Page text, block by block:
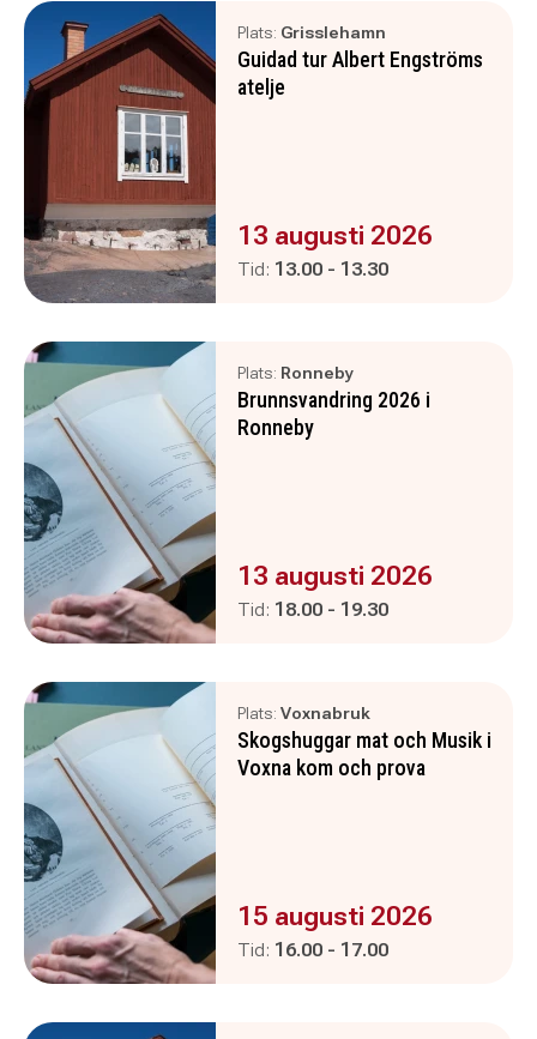
Plats: Grisslehamn
Guidad tur Albert Engströms
atelje
Evenemanget är :
13 augusti 2026
Tid: Pågår mellan
13.00 - och
13.30
Plats: Ronneby
Brunnsvandring 2026 i
Ronneby
Evenemanget är :
13 augusti 2026
Tid: Pågår mellan
18.00 - och
19.30
Plats: Voxnabruk
Skogshuggar mat och Musik i
Voxna kom och prova
Evenemanget är :
15 augusti 2026
Tid: Pågår mellan
16.00 - och
17.00